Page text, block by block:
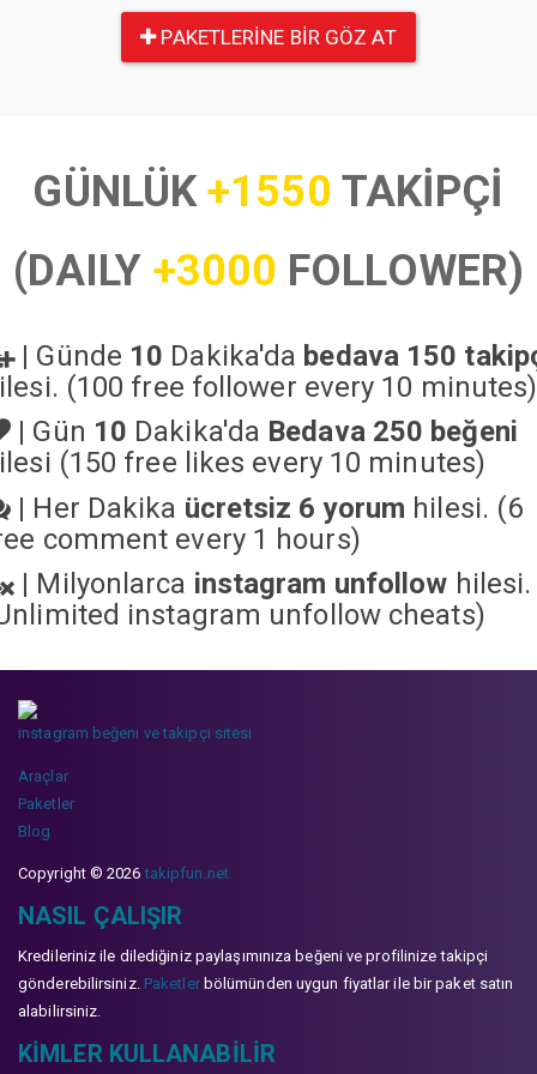
PAKETLERINE BIR GÖZ AT
GÜNLÜK+1550 TAKİPÇİ
(DAILY +3000 FOLLOWER)
| Günde 10 Dakika'da bedava 150
(100 free follower every 10 minutes)
| Gün 10 Dakika'da Bedava 250 beğeni
(150 free likes every 10 minutes)
| Her Dakika ücretsiz 6 yorum hilesi. (6
comment every 1 hours)
| Milyonlarca instagram unfollow hilesi.
instagram unfollow cheats)
instagram beğeni ve takipçi sitesi
Araçlar
Paketler
Blog
Copyright © 2026takipfun.net
NASIL ÇALIŞIR
Kredileriniz ile dilediğiniz paylaşımınıza beğeni ve profilinize takipçi
gönderebilirsiniz. Paketlerbölümünden uygun fiyatlar ile bir paket satın
alabilirsiniz.
KIMLER KULLANABILIR